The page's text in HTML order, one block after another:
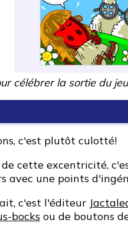
célébrer la sortie du
c'est plutôt culotté!
cette excentricité,
avec une points
c'est l'éditeur
bocks ou de boutons